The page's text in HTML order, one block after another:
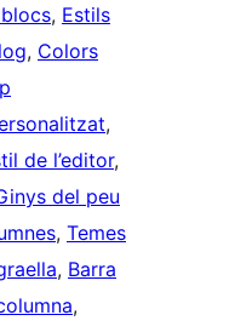
, Estils
, Colors
de l’editor
del peu
, Temes
, Barra